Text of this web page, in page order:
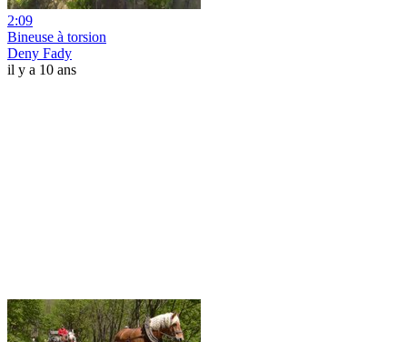
2:09
Bineuse à torsion
Deny Fady
il y a 10 ans